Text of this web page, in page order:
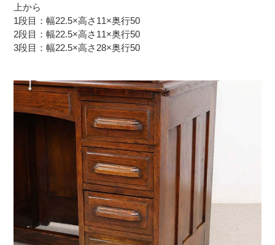
上から
1段目：幅22.5×高さ11×奥行50
2段目：幅22.5×高さ11×奥行50
3段目：幅22.5×高さ28×奥行50